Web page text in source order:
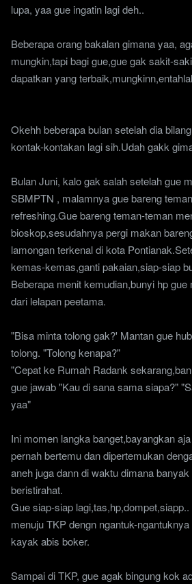
lupa, yaa gue ingatin lagi deh..
Beberapa orang bakalan gimana yaa,
mungkin,tapi bagi gue,gue gak sakit-
dapatkan yang
Okehh beberapa bulan setelah dia
kontak-kontakan lagi sih.Udah gakk
Bulan Juni, kalo gak salah setelah gue
SBMPTN , malamnya gue bareng
refreshing.Gue bareng teman-teman
bioskop,sesudahnya pergi makan
lamongan terkenal di kota
kemas-kemas,ganti pakaian,siap-siap
Beberapa menit kemudian,bunyi hp
dari lelapan peetama.
"Bisa minta tolong gak?' Mantan gue
tolong. "Tolong kenapa?"
"Cepat ke Rumah Radank
gue jawab "Kau di sana sama siapa?"
yaa"
Ini momen langka banget,bayangkan
pernah bertemu dan dipertemukan
aneh juga dann di waktu dimana
beristirahat.
Gue siap-siap
menuju TKP dengn ngantuk-
kayak abis boker.
Sampai di TKP, gue agak bingung kok